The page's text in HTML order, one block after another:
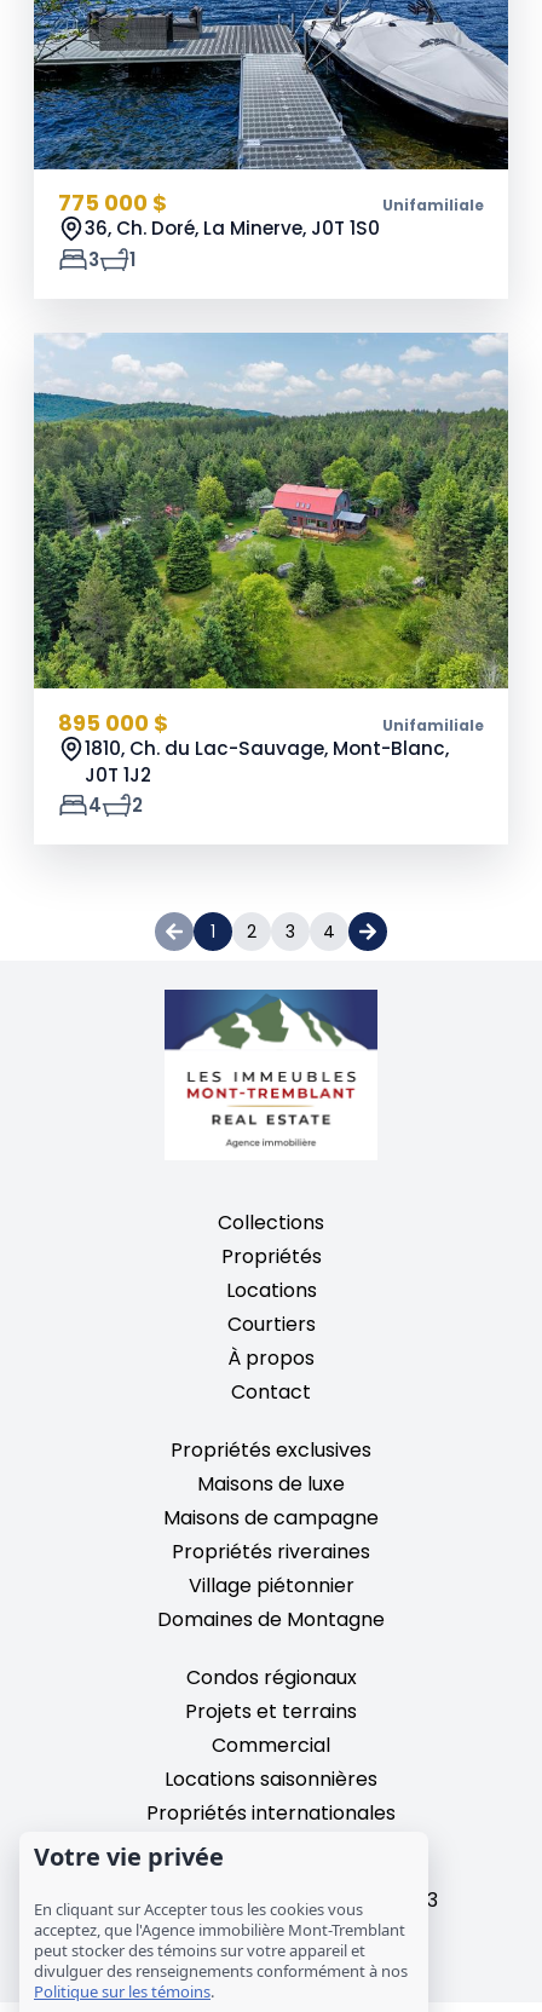
775 000 $ Unifamiliale
36, Ch. Doré, La Minerve, J0T 1S0
3
1
895 000 $ Unifamiliale
1810, Ch. du Lac-Sauvage, Mont-Blanc,
J0T 1J2
4
2
1 2 3 4
Collections
Propriétés
Locations
Courtiers
À propos
Contact
Propriétés exclusives
Maisons de luxe
Maisons de campagne
Propriétés riveraines
Village piétonnier
Domaines de Montagne
Condos régionaux
Projets et terrains
Commercial
Locations saisonnières
Propriétés internationales
2195, chemin du Village,
Mont-Tremblant, Quebec, J8E 3M3
T: 1 (819) 425-9324
info@mtre.ca
Votre vie privée
En cliquant sur Accepter tous les cookies vous
acceptez, que l'Agence immobilière Mont-Tremblant
peut stocker des témoins sur votre appareil et
divulguer des renseignements conformément à nos
Politique sur les témoins.